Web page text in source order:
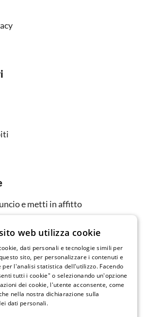
e metti in affitto
l’app
web utilizza cookie
dati personali e tecnologie simili per
sito, per personalizzare i contenuti e
per l'analisi statistica dell'utilizzo. Facendo
tutti i cookie" o selezionando un'opzione
dei cookie, l'utente acconsente, come
nella nostra dichiarazione sulla
dati personali.